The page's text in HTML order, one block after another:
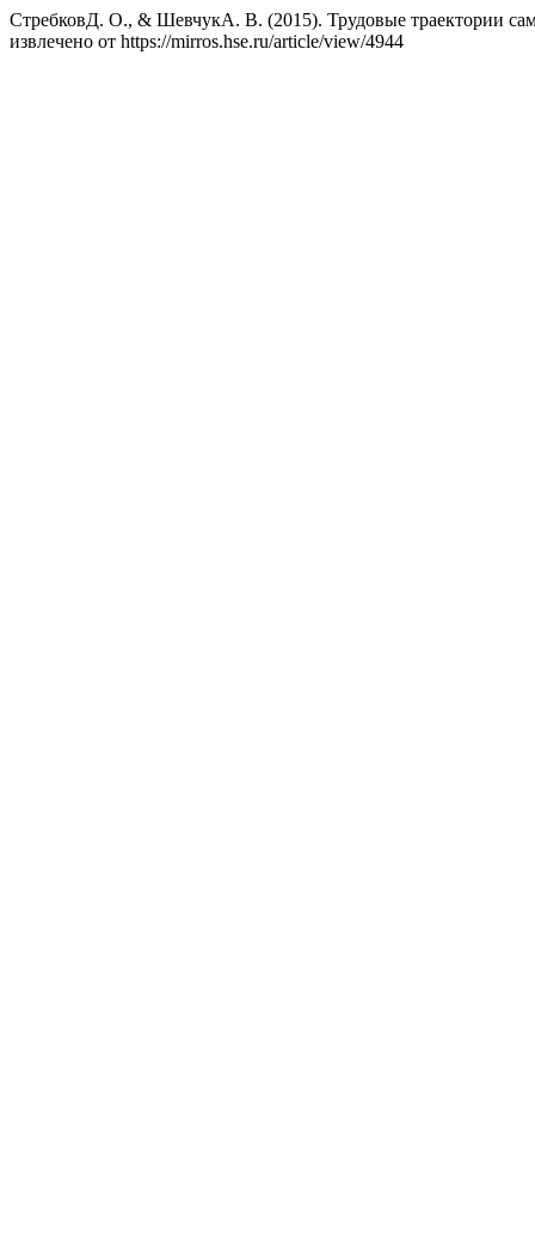
СтребковД. О., & ШевчукА. В. (2015). Трудовые траектории
извлечено от https://mirros.hse.ru/article/view/4944